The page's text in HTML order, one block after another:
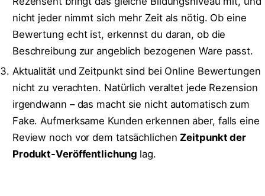
nicht jeder nimmt sich mehr Zeit als nötig. Ob eine
Bewertung echt ist, erkennst du daran, ob die
Beschreibung zur angeblich bezogenen Ware passt.
Aktualität und Zeitpunkt sind bei Online Bewertungen
nicht zu verachten. Natürlich veraltet jede Rezension
irgendwann – das macht sie nicht automatisch zum
Fake. Aufmerksame Kunden erkennen aber, falls eine
Review noch vor dem tatsächlichen Zeitpunkt der
Produkt-Veröffentlichung lag.